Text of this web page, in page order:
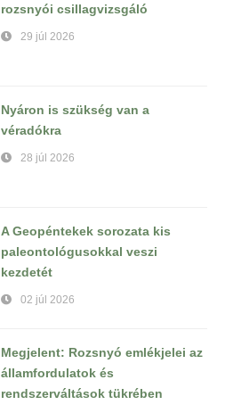
rozsnyói csillagvizsgáló
29 júl 2026
Nyáron is szükség van a
véradókra
28 júl 2026
A Geopéntekek sorozata kis
paleontológusokkal veszi
kezdetét
02 júl 2026
Megjelent: Rozsnyó emlékjelei az
államfordulatok és
rendszerváltások tükrében